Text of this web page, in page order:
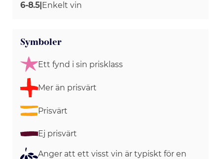
6-8.5|Enkelt vin
Symboler
Ett fynd i sin prisklass
Mer än prisvärt
Prisvärt
Ej prisvärt
Anger att ett visst vin är typiskt för en